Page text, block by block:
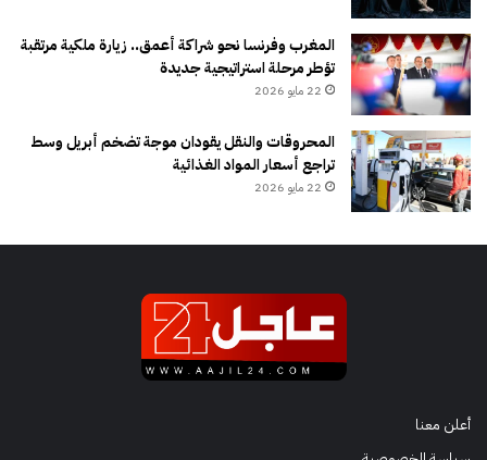
المغرب وفرنسا نحو شراكة أعمق.. زيارة ملكية مرتقبة
تؤطر مرحلة استراتيجية جديدة
22 مايو 2026
المحروقات والنقل يقودان موجة تضخم أبريل وسط
تراجع أسعار المواد الغذائية
22 مايو 2026
أعلن معنا